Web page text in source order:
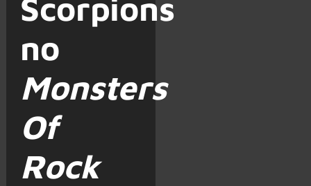
Scorpions
no
Monsters
Of
Rock